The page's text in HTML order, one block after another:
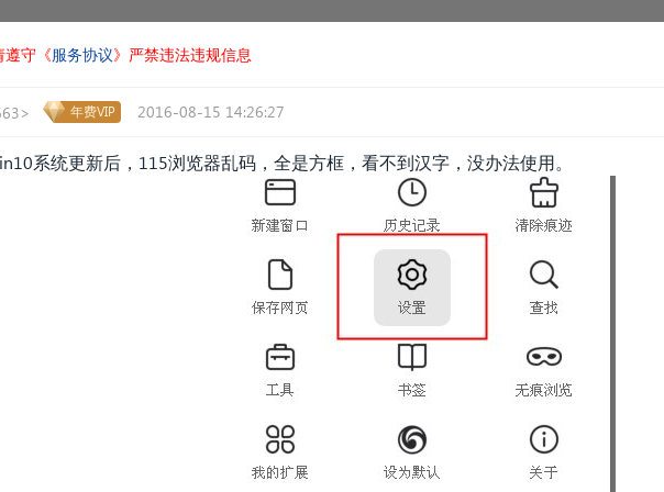
遵守《服务协议》严禁违法违规信息
年费VIP 2016-08-15 14:26:27
系统更新后，115浏览器乱码，全是方框，看不到汉字，没办法使用。